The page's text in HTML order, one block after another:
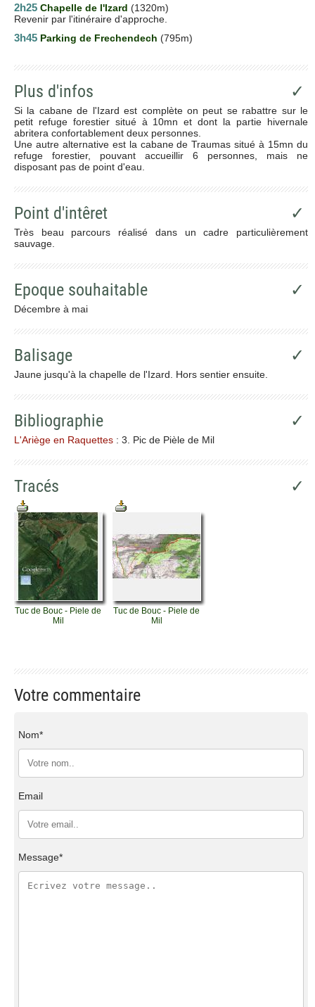
2h25 Chapelle de l'Izard (1320m)
Revenir par l'itinéraire d'approche.
3h45 Parking de Frechendech (795m)
Plus d'infos ✓
Si la cabane de l'Izard est complète on peut se rabattre sur le
petit refuge forestier situé à 10mn et dont la partie hivernale
abritera confortablement deux personnes.
Une autre alternative est la cabane de Traumas situé à 15mn du
refuge forestier, pouvant accueillir 6 personnes, mais ne
disposant pas de point d'eau.
Point d'intêret ✓
Très beau parcours réalisé dans un cadre particulièrement
sauvage.
Epoque souhaitable ✓
Décembre à mai
Balisage ✓
Jaune jusqu'à la chapelle de l'Izard. Hors sentier ensuite.
Bibliographie ✓
L'Ariège en Raquettes : 3. Pic de Pièle de Mil
Tracés ✓
Tuc de Bouc - Piele de
Mil
Tuc de Bouc - Piele de
Mil
Votre commentaire
Nom*
Email
Message*